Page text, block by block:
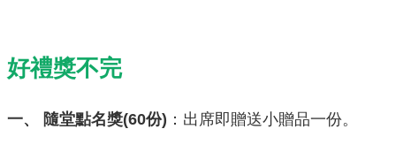
好禮獎不完
一、 隨堂點名獎(60份) ：出席即贈送小贈品一份。